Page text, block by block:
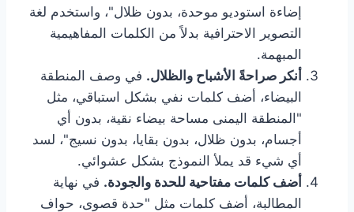
إضاءة استوديو موحدة، بدون ظلال"، واستخدم لغة
التصوير الاحترافية بدلاً من الكلمات المفاهيمية
المبهمة.
أنكر صراحةً الأشباح والظلال. في وصف المنطقة
البيضاء، أضف كلمات نفي بشكل استباقي، مثل
"المنطقة اليمنى مساحة بيضاء نقية، بدون أي
أجسام، بدون ظلال، بدون بقايا، بدون نسيج"، لسد
أي شيء قد يملأ النموذج بشكل عشوائي.
أضف كلمات مفتاحية للحدة والجودة. في نهاية
المطالبة، أضف كلمات مثل "حدة قصوى، حواف